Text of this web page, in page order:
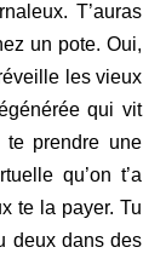
T’auras
un pote. Oui,
les vieux
qui vit
prendre une
qu’on t’a
te la payer. Tu
deux dans des